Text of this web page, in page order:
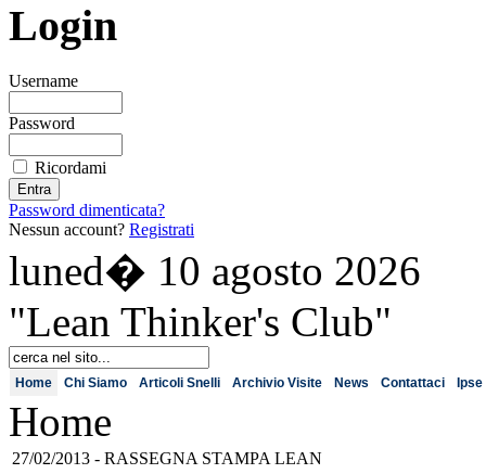
Login
Username
Password
Ricordami
Password dimenticata?
Nessun account? Registrati
luned� 10 agosto 2026
"Lean Thinker's Club"
Home Chi Siamo Articoli Snelli Archivio Visite News Contattaci Ipse
Home
27/02/2013 - RASSEGNA STAMPA LEAN